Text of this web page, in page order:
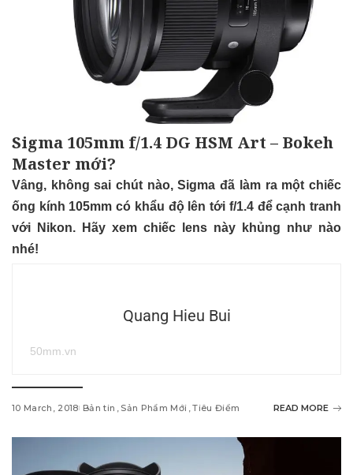
Sigma 105mm f/1.4 DG HSM Art – Bokeh
Master mới?
Vâng, không sai chút nào, Sigma đã làm ra một chiếc
ống kính 105mm có khẩu độ lên tới f/1.4 để cạnh tranh
với Nikon. Hãy xem chiếc lens này khủng như nào
nhé!
Quang Hieu Bui
50mm.vn
10 March, 2018 Bản tin Sản Phẩm Mới Tiêu Điểm READ MORE